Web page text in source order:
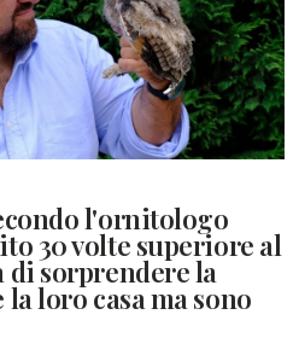
l'ornitologo
30 volte superiore al
di sorprendere la
loro casa ma sono